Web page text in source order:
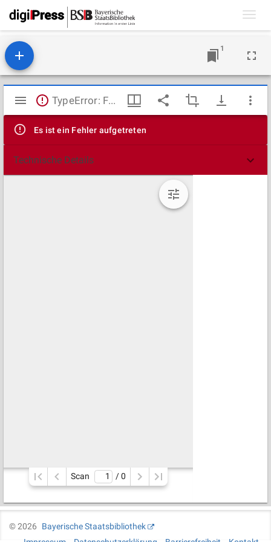
1
Mirador
Viewer
TypeError: Failed to fetch
Es ist ein Fehler aufgetreten
Technische Details
Scan / 0
©2026
Bayerische Staatsbibliothek